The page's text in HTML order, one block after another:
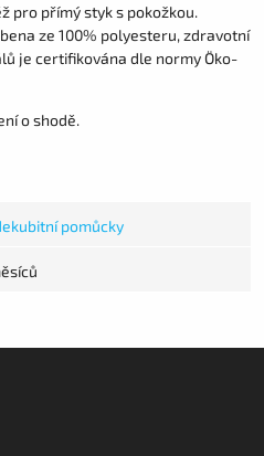
pro přímý styk s pokožkou.
ze 100% polyesteru, zdravotní
je certifikována dle normy Öko-
o shodě.
pomůcky